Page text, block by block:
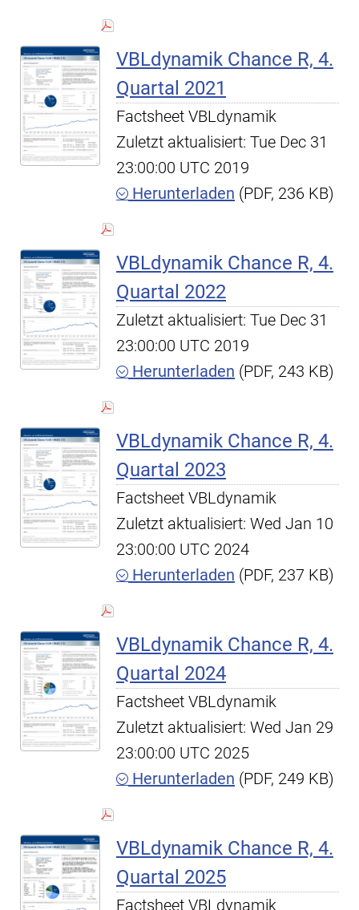
VBLdynamik Chance R, 4.
Quartal 2021
Factsheet VBLdynamik
Zuletzt aktualisiert: Tue Dec 31
23:00:00 UTC 2019
Herunterladen (PDF, 236 KB)
VBLdynamik Chance R, 4.
Quartal 2022
Zuletzt aktualisiert: Tue Dec 31
23:00:00 UTC 2019
Herunterladen (PDF, 243 KB)
VBLdynamik Chance R, 4.
Quartal 2023
Factsheet VBLdynamik
Zuletzt aktualisiert: Wed Jan 10
23:00:00 UTC 2024
Herunterladen (PDF, 237 KB)
VBLdynamik Chance R, 4.
Quartal 2024
Factsheet VBLdynamik
Zuletzt aktualisiert: Wed Jan 29
23:00:00 UTC 2025
Herunterladen (PDF, 249 KB)
VBLdynamik Chance R, 4.
Quartal 2025
Factsheet VBLdynamik